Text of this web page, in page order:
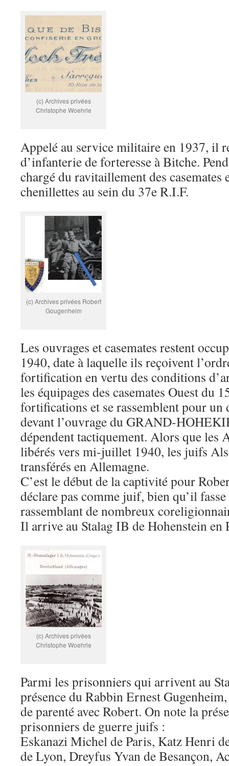
(c) Archives privées
Christophe Woehrle
Appelé au service militaire en 1937, il
d’infanterie de forteresse à Bitche.
chargé du ravitaillement des casemates
chenillettes au sein du 37e R.I.F.
(c) Archives privées Robert
Gougenheim
Les ouvrages et casemates restent
1940, date à laquelle ils reçoivent
fortification en vertu des conditions
les équipages des casemates Ouest du
fortifications et se rassemblent pour un
devant l’ouvrage du GRAND-
dépendent tactiquement. Alors que les
libérés vers mi-juillet 1940, les juifs
transférés en Allemagne.
C’est le début de la captivité pour
déclare pas comme juif, bien qu’il
rassemblant de nombreux
Il arrive au Stalag IB de Hohenstein en
(c) Archives privées
Christophe Woehrle
Parmi les prisonniers qui arrivent au
présence du Rabbin Ernest
de parenté avec Robert. On note la
prisonniers de guerre juifs :
Eskanazi Michel de Paris, Katz Henri
de Lyon, Dreyfus Yvan de Besançon,